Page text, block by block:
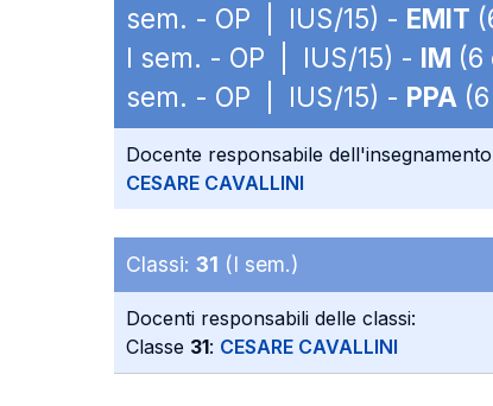
sem. - OP | IUS/15) - EMIT
I sem. - OP | IUS/15) - IM (6
sem. - OP | IUS/15) - PPA
Docente responsabile
CESARE CAVALLINI
Classi: 31 (I sem.)
Docenti responsabili delle classi:
Classe 31: CESARE CAVALLINI